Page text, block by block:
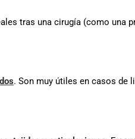
tras una cirugía (como una
. Son muy útiles en casos de